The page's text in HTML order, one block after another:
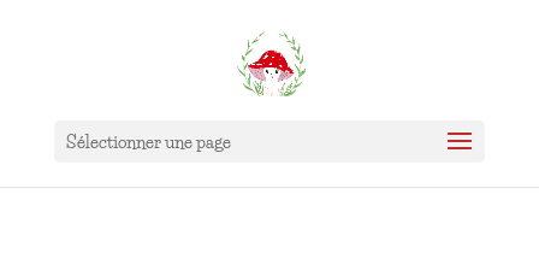
Sélectionner une page